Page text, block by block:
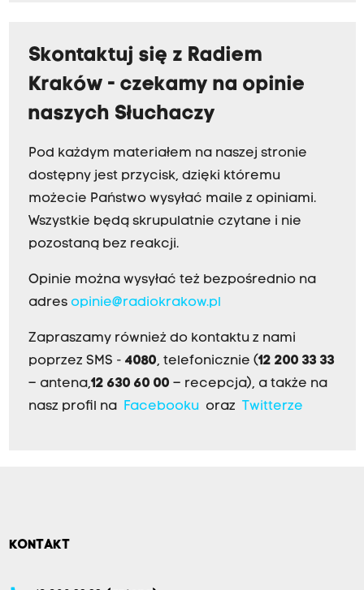
Skontaktuj się z Radiem
Kraków - czekamy na opinie
naszych Słuchaczy
Pod każdym materiałem na naszej stronie
dostępny jest przycisk, dzięki któremu
możecie Państwo wysyłać maile z opiniami.
Wszystkie będą skrupulatnie czytane i nie
pozostaną bez reakcji.
Opinie można wysyłać też bezpośrednio na
adres opinie@radiokrakow.pl
Zapraszamy również do kontaktu z nami
poprzez SMS - 4080, telefonicznie (12 200 33 33
– antena,12 630 60 00 – recepcja), a także na
nasz profil na
Facebookuoraz Twitterze
KONTAKT